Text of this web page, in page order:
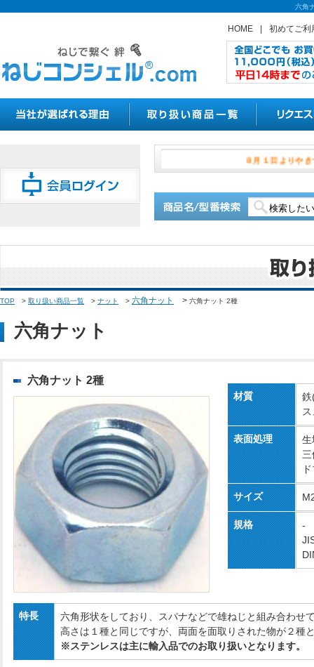
六角
HOME 初めてご利
８月１日
TOP > 取り扱い商品一覧 > ナット > 六角ナット > 六角ナット 2種
六角ナット
六角ナット 2種
材質
鉄
表面処理
生
サイズ
規格
-
特長
六角形状をしており、スパナなどで雄ねじと組み合わせ
高さは１種と同じですが、両面を面取りされた物が２種
※ステンレスは主に輸入品でのお取り扱いとなります。